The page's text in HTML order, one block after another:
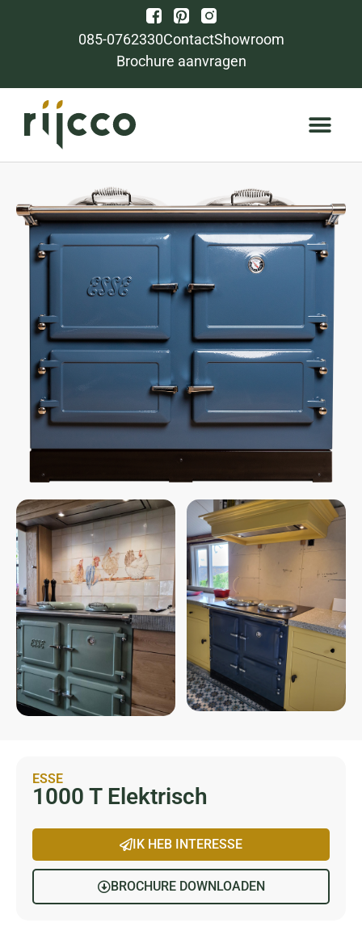
085-0762330ContactShowroom
Brochure aanvragen
ESSE
1000 T Elektrisch
IK HEB INTERESSE
BROCHURE DOWNLOADEN